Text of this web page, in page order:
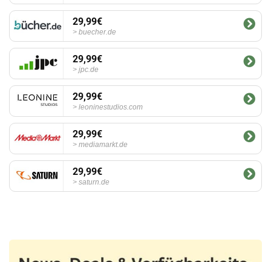
29,99€
buecher.de
29,99€
jpc.de
29,99€
leoninestudios.com
29,99€
mediamarkt.de
29,99€
saturn.de